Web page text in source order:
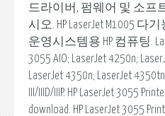
드라이버, 펌웨어 및 소프
시오. HP LaserJet M1005 다
운영시스템용 HP 컴퓨팅.
3055 AIO; LaserJet 4250n;
LaserJet 4350n; LaserJet
III/IIID/IIIP. HP LaserJet 3055
download. HP LaserJet 3055